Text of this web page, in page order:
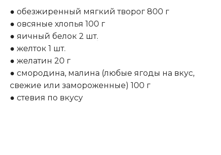
● обезжиренный мягкий творог 800 г
● овсяные хлопья 100 г
● яичный белок 2 шт.
● желток 1 шт.
● желатин 20 г
● смородина, малина (любые ягоды на вкус,
свежие или замороженные) 100 г
● стевия по вкусу